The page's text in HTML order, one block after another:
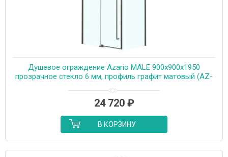
Душевое ограждение Azario MALE 900х900х1950
прозрачное стекло 6 мм, профиль графит матовый (AZ-
24 720 ₽
В КОРЗИНУ